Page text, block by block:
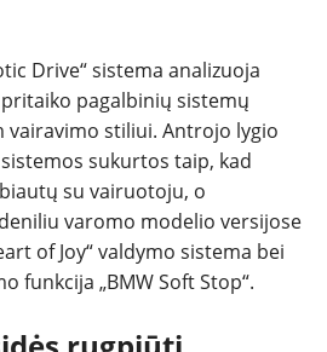
Drive“ sistema analizuoja
pagalbinių sistemų
vairavimo stiliui. Antrojo lygio
sukurtos taip, kad
su vairuotoju, o
varomo modelio versijose
of Joy“ valdymo sistema bei
funkcija „BMW Soft Stop“.